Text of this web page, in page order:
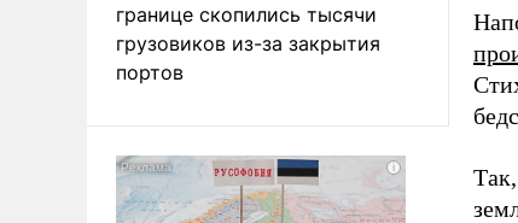
границе скопились тысячи
грузовиков из-за закрытия
портов